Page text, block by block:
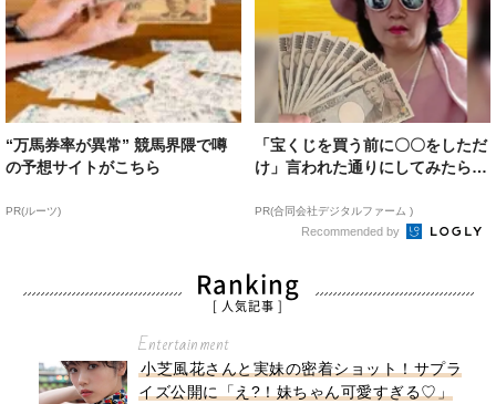
“万馬券率が異常” 競馬界隈で噂
の予想サイトがこちら
PR(ルーツ)
「宝くじを買う前に〇〇をしただ
け」言われた通りにしてみたら…
PR(合同会社デジタルファーム )
Recommended by
Ranking
[ 人気記事 ]
Entertainment
小芝風花さんと実妹の密着ショット！サプラ
イズ公開に「え?！妹ちゃん可愛すぎる♡」